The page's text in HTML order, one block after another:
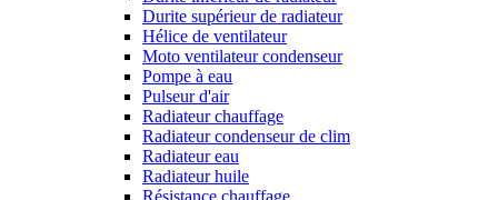
Durite supérieur de radiateur
Hélice de ventilateur
Moto ventilateur condenseur
Pompe à eau
Pulseur d'air
Radiateur chauffage
Radiateur condenseur de clim
Radiateur eau
Radiateur huile
Résistance chauffage